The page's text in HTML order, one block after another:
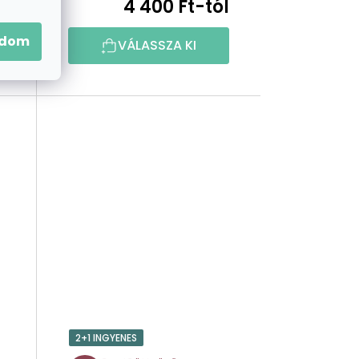
4 400 Ft-tól
VÁLASSZA KI
2+1 INGYENES